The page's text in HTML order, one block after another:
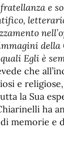
e
Egli è
che
e
la Sua
ha
memorie e